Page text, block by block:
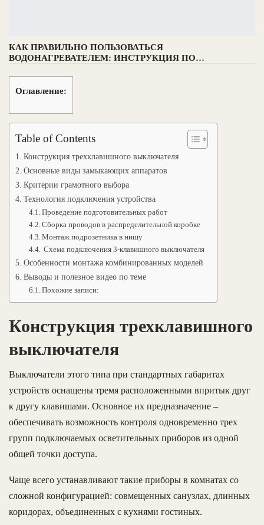
КАК ПРАВИЛЬНО ПОЛЬЗОВАТЬСЯ
ВОДОНАГРЕВАТЕЛЕМ: ИНСТРУКЦИЯ ПО…
Оглавление:
Table of Contents
Конструкция трехклавишного выключателя
Основные виды замыкающих аппаратов
Критерии грамотного выбора
Технология подключения устройства
Проведение подготовительных работ
Сборка проводов в распределительной коробке
Монтаж подрозетника в нишу
Схема подключения 3-клавишного выключателя
Особенности монтажа комбинированных моделей
Выводы и полезное видео по теме
Похожие записи:
Конструкция трехклавишного
выключателя
Выключатели этого типа при стандартных габаритах
устройств оснащены тремя расположенными впритык друг
к другу клавишами. Основное их предназначение –
обеспечивать возможность контроля одновременно трех
групп подключаемых осветительных приборов из одной
общей точки доступа.
Чаще всего устанавливают такие приборы в комнатах со
сложной конфигурацией: совмещенных санузлах, длинных
коридорах, объединенных с кухнями гостиных.